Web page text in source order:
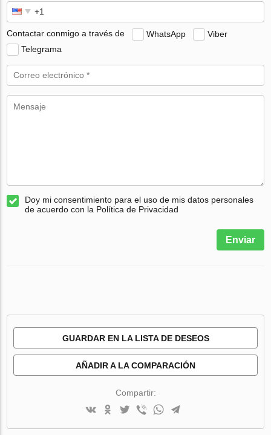
Contactar conmigo a través de WhatsApp
Viber
Telegrama
Doy mi consentimiento para el uso de mis datos personales
de acuerdo con la Política de Privacidad
Enviar
GUARDAR EN LA LISTA DE DESEOS
AÑADIR A LA COMPARACIÓN
Compartir: